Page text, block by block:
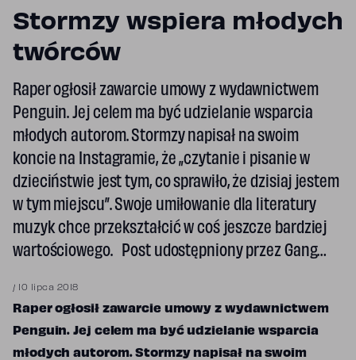
Stormzy wspiera młodych
twórców
Raper ogłosił zawarcie umowy z wydawnictwem
Penguin. Jej celem ma być udzielanie wsparcia
młodych autorom. Stormzy napisał na swoim
koncie na Instagramie, że „czytanie i pisanie w
dzieciństwie jest tym, co sprawiło, że dzisiaj jestem
w tym miejscu”. Swoje umiłowanie dla literatury
muzyk chce przekształcić w coś jeszcze bardziej
wartościowego. Post udostępniony przez Gang…
/ 10 lipca 2018
Raper ogłosił zawarcie umowy z wydawnictwem
Penguin. Jej celem ma być udzielanie wsparcia
młodych autorom. Stormzy napisał na swoim